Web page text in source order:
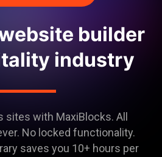
builder
industry
sites with MaxiBlocks. All
No locked functionality.
saves you 10+ hours per